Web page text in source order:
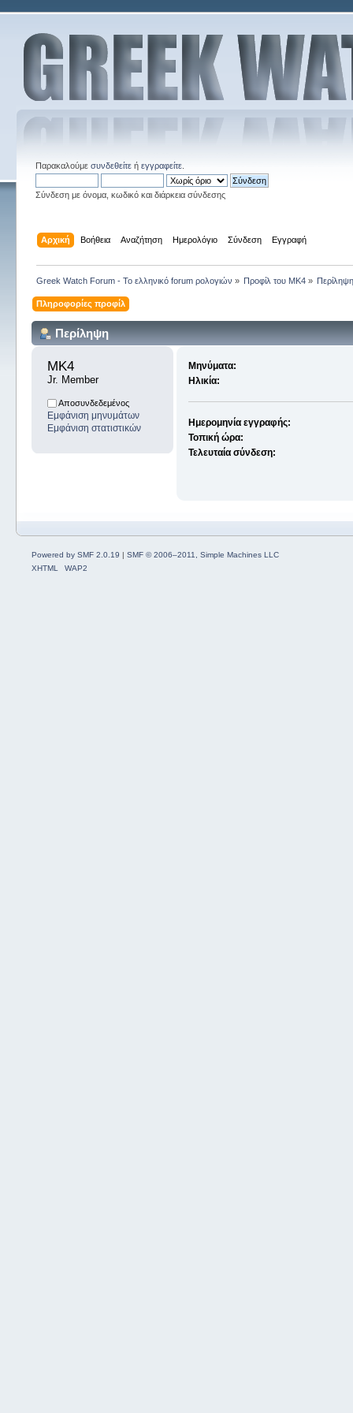
Παρακαλούμε συνδεθείτεή εγγραφείτε.
Σύνδεση με όνομα, κωδικό και διάρκεια σύνδεσης
Αρχική Βοήθεια Αναζήτηση Ημερολόγιο Σύνδεση Εγγραφή
Greek Watch Forum - Το ελληνικό forum ρολογιών » Προφίλ του MK4 »
Πληροφορίες προφίλ
Περίληψη
MK4
Jr. Member
Αποσυνδεδεμένος
Εμφάνιση μηνυμάτων
Εμφάνιση στατιστικών
Μηνύματα:
Ηλικία:
Ημερομηνία εγγραφής:
Τοπική ώρα:
Τελευταία σύνδεση:
Powered by SMF 2.0.19 | SMF © 2006–2011, Simple Machines LLC
XHTML
WAP2